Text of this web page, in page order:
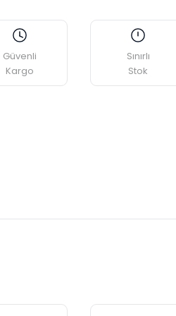
Güvenli
Kargo
Sınırlı
Stok